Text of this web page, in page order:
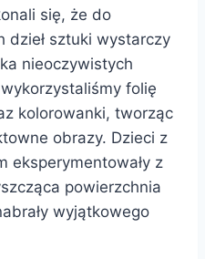
się, że do
dzieł sztuki wystarczy
nieoczywistych
folię
kolorowanki, tworząc
obrazy. Dzieci z
eksperymentowały z
powierzchnia
wyjątkowego